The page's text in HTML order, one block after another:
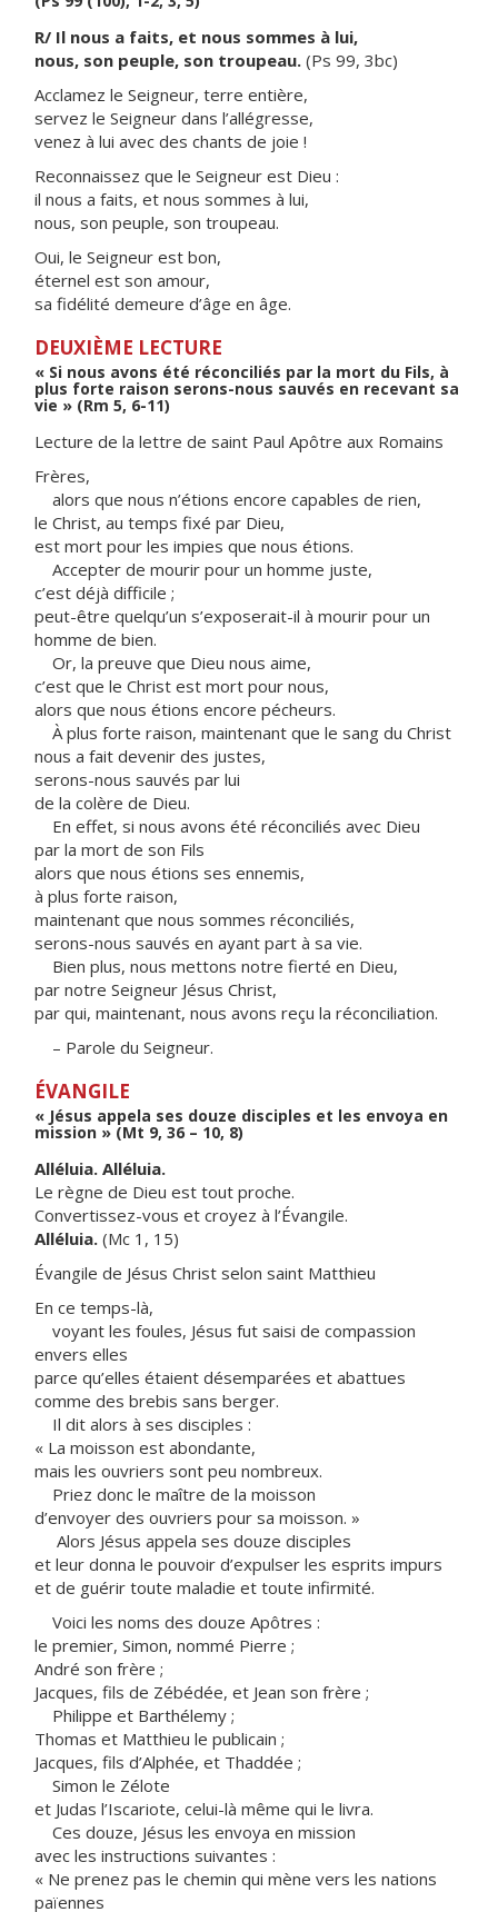
R/ Il nous a faits, et nous sommes à lui,
nous, son peuple, son troupeau. (Ps 99, 3bc)
Acclamez le Seigneur, terre entière,
servez le Seigneur dans l’allégresse,
venez à lui avec des chants de joie !
Reconnaissez que le Seigneur est Dieu :
il nous a faits, et nous sommes à lui,
nous, son peuple, son troupeau.
Oui, le Seigneur est bon,
éternel est son amour,
sa fidélité demeure d’âge en âge.
DEUXIÈME LECTURE
« Si nous avons été réconciliés par la mort du Fils, à
plus forte raison serons-nous sauvés en recevant sa
vie » (Rm 5, 6-11)
Lecture de la lettre de saint Paul Apôtre aux Romains
Frères,
alors que nous n’étions encore capables de rien,
le Christ, au temps fixé par Dieu,
est mort pour les impies que nous étions.
Accepter de mourir pour un homme juste,
c’est déjà difficile ;
peut-être quelqu’un s’exposerait-il à mourir pour un
homme de bien.
Or, la preuve que Dieu nous aime,
c’est que le Christ est mort pour nous,
alors que nous étions encore pécheurs.
À plus forte raison, maintenant que le sang du Christ
nous a fait devenir des justes,
serons-nous sauvés par lui
de la colère de Dieu.
En effet, si nous avons été réconciliés avec Dieu
par la mort de son Fils
alors que nous étions ses ennemis,
à plus forte raison,
maintenant que nous sommes réconciliés,
serons-nous sauvés en ayant part à sa vie.
Bien plus, nous mettons notre fierté en Dieu,
par notre Seigneur Jésus Christ,
par qui, maintenant, nous avons reçu la réconciliation.
– Parole du Seigneur.
ÉVANGILE
« Jésus appela ses douze disciples et les envoya en
mission » (Mt 9, 36 – 10, 8)
Alléluia. Alléluia.
Le règne de Dieu est tout proche.
Convertissez-vous et croyez à l’Évangile.
Alléluia. (Mc 1, 15)
Évangile de Jésus Christ selon saint Matthieu
En ce temps-là,
voyant les foules, Jésus fut saisi de compassion
envers elles
parce qu’elles étaient désemparées et abattues
comme des brebis sans berger.
Il dit alors à ses disciples :
« La moisson est abondante,
mais les ouvriers sont peu nombreux.
Priez donc le maître de la moisson
d’envoyer des ouvriers pour sa moisson. »
Alors Jésus appela ses douze disciples
et leur donna le pouvoir d’expulser les esprits impurs
et de guérir toute maladie et toute infirmité.
Voici les noms des douze Apôtres :
le premier, Simon, nommé Pierre ;
André son frère ;
Jacques, fils de Zébédée, et Jean son frère ;
Philippe et Barthélemy ;
Thomas et Matthieu le publicain ;
Jacques, fils d’Alphée, et Thaddée ;
Simon le Zélote
et Judas l’Iscariote, celui-là même qui le livra.
Ces douze, Jésus les envoya en mission
avec les instructions suivantes :
« Ne prenez pas le chemin qui mène vers les nations
païennes